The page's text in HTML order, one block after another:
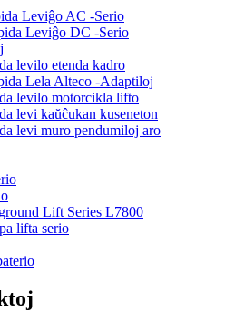
Leviĝo AC -Serio
Leviĝo DC -Serio
levilo etenda kadro
Lela Alteco -Adaptiloj
levilo motorcikla lifto
levi kaŭĉukan kuseneton
levi muro pendumiloj aro
Lift Series L7800
lifta serio